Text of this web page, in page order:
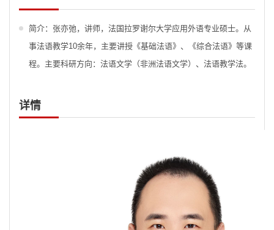
简介：张亦弛，讲师，法国拉罗谢尔大学应用外语专业硕士。从
事法语教学10余年，主要讲授《基础法语》、《综合法语》等课
程。主要科研方向：法语文学（非洲法语文学）、法语教学法。
详情